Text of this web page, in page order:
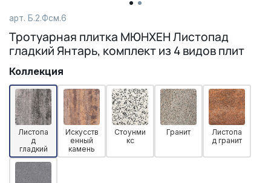
арт. Б.2.Фсм.6
Тротуарная плитка МЮНХЕН Листопад
гладкий Янтарь, комплект из 4 видов плит
Коллекция
Листопа
д
гладкий
Искусств
енный
камень
Стоунми
кс
Гранит
Листопа
д гранит